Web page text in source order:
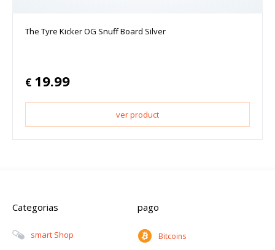
The Tyre Kicker OG Snuff Board Silver
€ 19.99
ver product
Categorias
Smart Shop
pago
Bitcoins